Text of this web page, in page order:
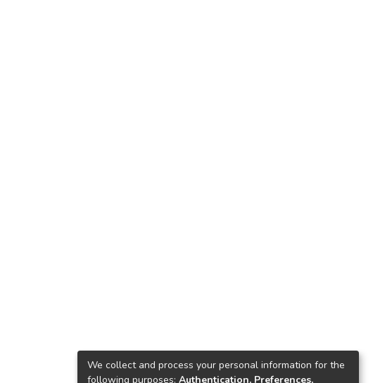
We collect and process your personal information for the
following purposes: Authentication, Preferences,